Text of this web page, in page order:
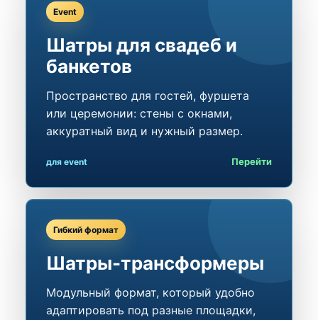
Event
Шатры для свадеб и
банкетов
Пространство для гостей, фуршета
или церемонии: стены с окнами,
аккуратный вид и нужный размер.
для event Перейти
Гибкий формат
Шатры-трансформеры
Модульный формат, который удобно
адаптировать под разные площадки,